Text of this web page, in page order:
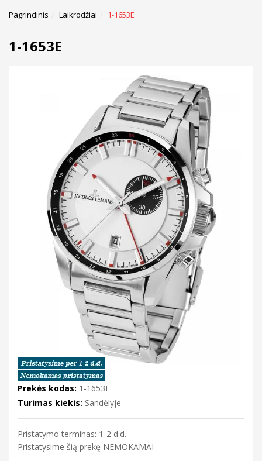
Pagrindinis Laikrodžiai 1-1653E
1-1653E
Prekės kodas: 1-1653E
Turimas kiekis: Sandėlyje
Pristatymo terminas: 1-2 d.d.
Pristatysime šią prekę NEMOKAMAI